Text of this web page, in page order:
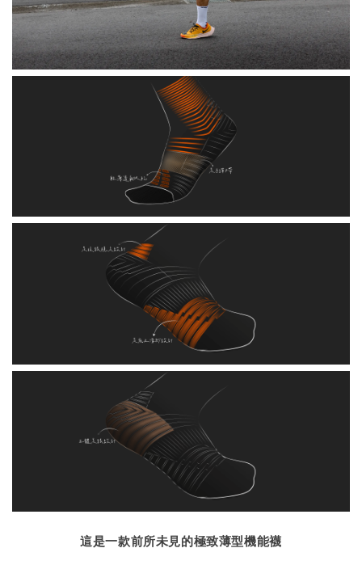
這是一款前所未見的極致薄型機能襪